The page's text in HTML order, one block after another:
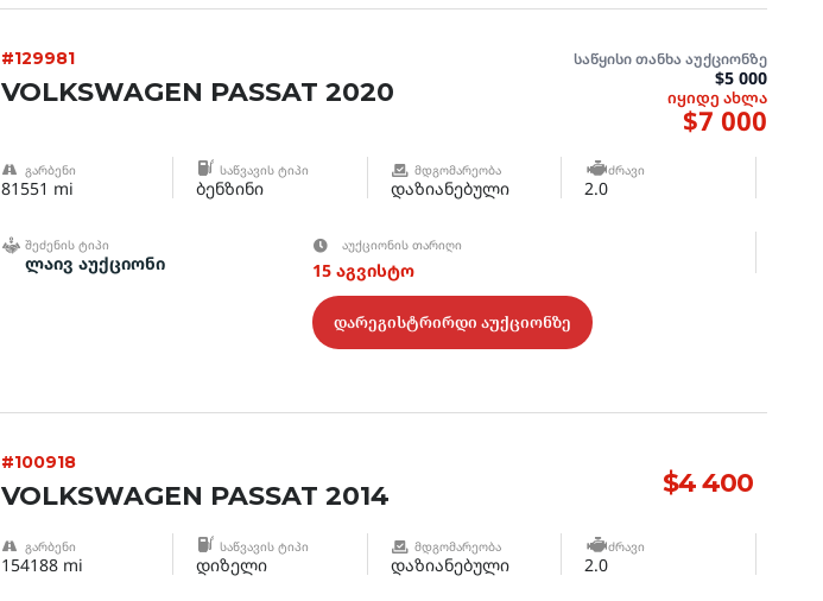
საწყისი თანხა აუქციონზე
$5 000
იყიდე ახლა
$7 000
#129981
VOLKSWAGEN PASSAT 2020
ᲒᲐᲠᲑᲔᲜᲘ
81551 mi
ᲡᲐᲬᲕᲐᲕᲘᲡ ᲢᲘᲞᲘ
ბენზინი
ᲛᲓᲒᲝᲛᲐᲠᲔᲝᲑᲐ
დაზიანებული
ᲫᲠᲐᲕᲘ
2.0
ᲨᲔᲫᲔᲜᲘᲡ ᲢᲘᲞᲘ
ლაივ აუქციონი
ᲐᲣᲥᲪᲘᲝᲜᲘᲡ ᲗᲐᲠᲘᲦᲘ
15 აგვისტო
დარეგისტრირდი აუქციონზე
$4 400
#100918
VOLKSWAGEN PASSAT 2014
ᲒᲐᲠᲑᲔᲜᲘ
154188 mi
ᲡᲐᲬᲕᲐᲕᲘᲡ ᲢᲘᲞᲘ
დიზელი
ᲛᲓᲒᲝᲛᲐᲠᲔᲝᲑᲐ
დაზიანებული
ᲫᲠᲐᲕᲘ
2.0